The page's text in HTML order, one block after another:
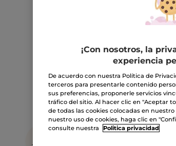
100% extractos
¡Con nosotros, la
experiencia
De acuerdo con nuestra Política de
terceros para presentarle contenido
sus preferencias, proponerle servicios
tráfico del sitio. Al hacer clic en "Aceptar
de todas las cookies colocadas en
nuestro uso de cookies, haga clic en
consulte nuestra
Politica privacidad